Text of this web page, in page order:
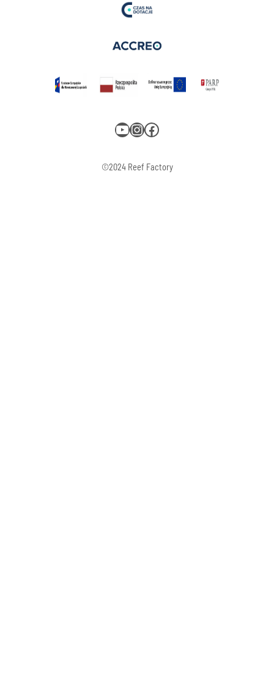
YouTube Instagram Facebook
©2024 Reef Factory